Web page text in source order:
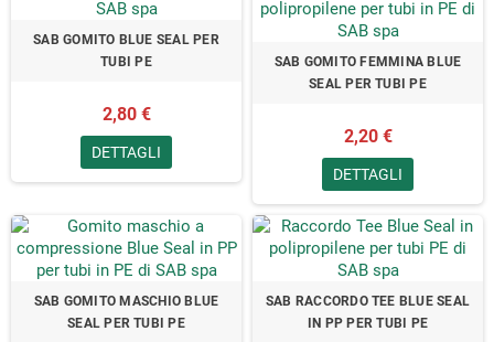
SAB GOMITO BLUE SEAL PER
TUBI PE
2,80 €
DETTAGLI
SAB GOMITO FEMMINA BLUE
SEAL PER TUBI PE
2,20 €
DETTAGLI
SAB GOMITO MASCHIO BLUE
SEAL PER TUBI PE
SAB RACCORDO TEE BLUE SEAL
IN PP PER TUBI PE